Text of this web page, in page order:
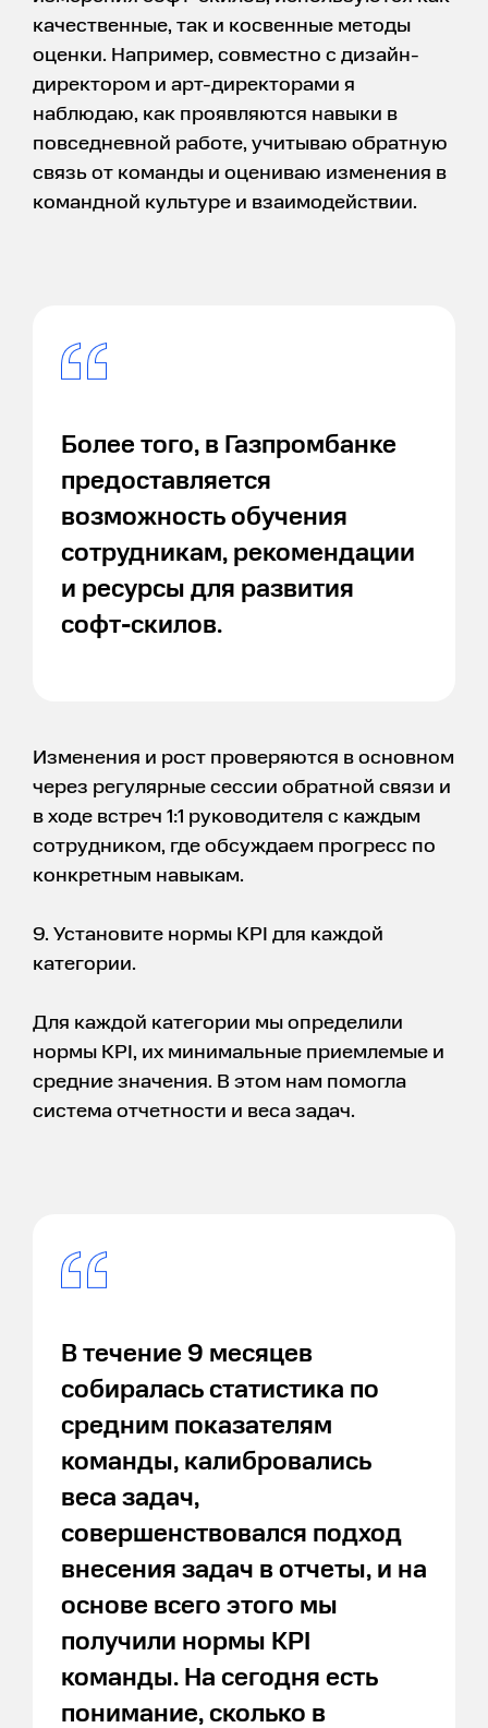
качественные, так и косвенные методы
оценки. Например, совместно с дизайн-
директором и арт-директорами я
наблюдаю, как проявляются навыки в
повседневной работе, учитываю обратную
связь от команды и оцениваю изменения в
командной культуре и взаимодействии.
Более того, в Газпромбанке
предоставляется
возможность обучения
сотрудникам, рекомендации
и ресурсы для развития
софт-скилов.
Изменения и рост проверяются в основном
через регулярные сессии обратной связи и
в ходе встреч 1:1 руководителя с каждым
сотрудником, где обсуждаем прогресс по
конкретным навыкам.
9. Установите нормы KPI для каждой
категории.
Для каждой категории мы определили
нормы KPI, их минимальные приемлемые и
средние значения. В этом нам помогла
система отчетности и веса задач.
В течение 9 месяцев
собиралась статистика по
средним показателям
команды, калибровались
веса задач,
совершенствовался подход
внесения задач в отчеты, и на
основе всего этого мы
получили нормы KPI
команды. На сегодня есть
понимание, сколько в